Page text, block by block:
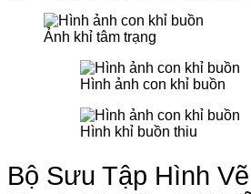
Ảnh khỉ tâm trạng
Hình ảnh con khỉ buồn
Hình khỉ buồn thiu
Bộ Sưu Tập Hình